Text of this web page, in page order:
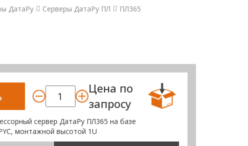
ДатаРу Серверы ДатаРу ПЛ ПЛ365
Цена по
запросу
сервер ДатаРу ПЛ365 на базе
монтажной высотой 1U